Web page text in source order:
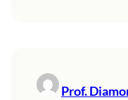
Prof.